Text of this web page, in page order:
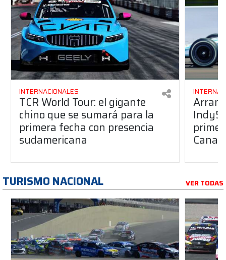
INTERNACIONALES
TCR World Tour: el gigante
chino que se sumará para la
primera fecha con presencia
sudamericana
TURISMO NACIONAL VER TODAS